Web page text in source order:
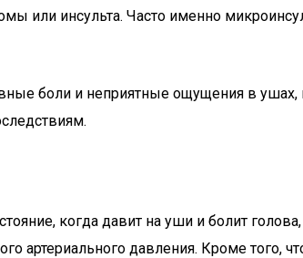
или инсульта. Часто именно
боли и неприятные ощущения в ушах,
когда давит на уши и болит
артериального давления. Кроме того,